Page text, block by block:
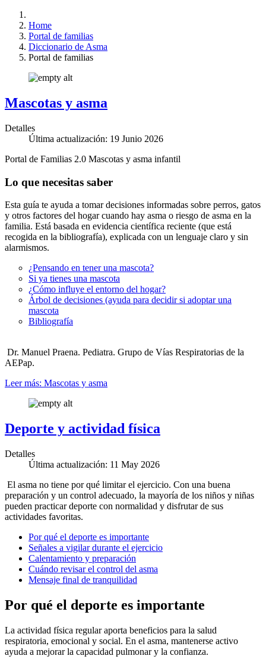
Home
Portal de familias
Diccionario de Asma
Portal de familias
Mascotas y asma
Detalles
Última actualización: 19 Junio 2026
Portal de Familias 2.0 Mascotas y asma infantil
Lo que necesitas saber
Esta guía te ayuda a tomar decisiones informadas sobre perros, gatos
y otros factores del hogar cuando hay asma o riesgo de asma en la
familia. Está basada en evidencia científica reciente (que está
recogida en la bibliografía), explicada con un lenguaje claro y sin
alarmismos.
¿Pensando en tener una mascota?
Si ya tienes una mascota
¿Cómo influye el entorno del hogar?
Árbol de decisiones (ayuda para decidir si adoptar una
mascota
Bibliografía
Dr. Manuel Praena. Pediatra. Grupo de Vías Respiratorias de la
AEPap.
Leer más: Mascotas y asma
Deporte y actividad física
Detalles
Última actualización: 11 May 2026
El asma no tiene por qué limitar el ejercicio. Con una buena
preparación y un control adecuado, la mayoría de los niños y niñas
pueden practicar deporte con normalidad y disfrutar de sus
actividades favoritas.
Por qué el deporte es importante
Señales a vigilar durante el ejercicio
Calentamiento y preparación
Cuándo revisar el control del asma
Mensaje final de tranquilidad
Por qué el deporte es importante
La actividad física regular aporta beneficios para la salud
respiratoria, emocional y social. En el asma, mantenerse activo
ayuda a mejorar la capacidad pulmonar y la confianza.